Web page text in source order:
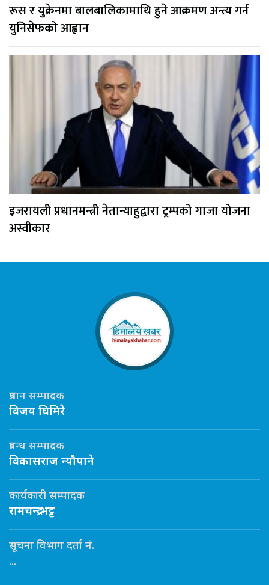
रूस र युक्रेनमा बालबालिकामाथि हुने आक्रमण अन्त्य गर्न
युनिसेफको आह्वान
इजरायली प्रधानमन्त्री नेतान्याहुद्वारा ट्रम्पको गाजा योजना
अस्वीकार
प्रधान सम्पादक
विजय घिमिरे
प्रबन्ध सम्पादक
विकासराज न्यौपाने
कार्यकारी सम्पादक
रामचन्द्र भट्ट
सूचना विभाग दर्ता नं.
...